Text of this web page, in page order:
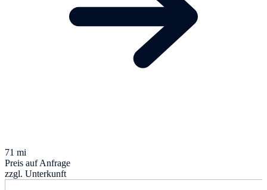
71 mi
Preis auf Anfrage
zzgl. Unterkunft